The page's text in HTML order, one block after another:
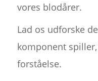
vores blodårer.
Lad os udforske
komponent
forståelse.